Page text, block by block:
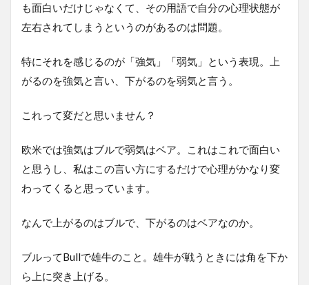
も面白いだけじゃなくて、その用語で自分の心理状態が
左右されてしまうというのがあるのは問題。
特にそれを感じるのが「強気」「弱気」という表現。上
がるのを強気と言い、下がるのを弱気と言う。
これって変だと思いません？
欧米では強気はブルで弱気はベア。これはこれで面白い
と思うし、私はこの言い方にするだけで心理がかなり変
わってくると思っています。
なんで上がるのはブルで、下がるのはベアなのか。
ブルってBullで雄牛のこと。雄牛が戦うときには角を下か
ら上に突き上げる。